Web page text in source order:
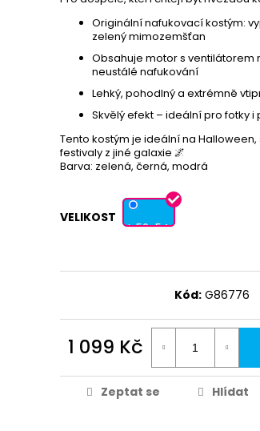
Originální nafukovací kostým:
zelený mimozemšťan
Obsahuje motor s ventilátorem
neustálé nafukování
Lehký, pohodlný a extrémně
Skvělý efekt – ideální pro fotky
Tento kostým je ideální na
festivaly z jiné galaxie 🌌
Barva: zelená, černá, modrá
VELIKOST
L 52-54
Kód: G86776
1 099 Kč
Zeptat se Hlídat